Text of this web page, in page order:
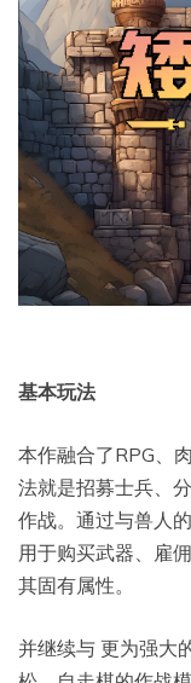
基本玩法
本作融合了RPG、
法就是招募士兵、
作战。通过与兽人
用于购买武器、雇
其固有属性。
并继续与 更为强大